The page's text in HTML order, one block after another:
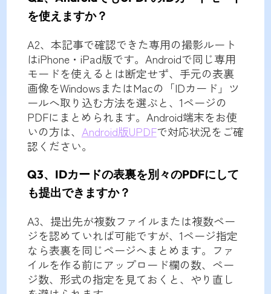
を使えますか？
A2、本記事で確認できた専用の撮影ルート
はiPhone・iPad版です。Androidで同じ専用
モードを使えるとは断定せず、手元の表裏
画像をWindowsまたはMacの「IDカード」ツ
ールへ取り込む方法を選ぶと、1ページの
PDFにまとめられます。Android端末をお使
いの方は、 Android版UPDFで対応状況をご確
認ください。
Q3、IDカードの表裏を別々のPDFにして
も提出できますか？
A3、提出先が複数ファイルまたは複数ペー
ジを認めていれば可能ですが、1ページ指定
なら表裏を同じページへまとめます。ファ
イルを作る前にアップロード欄の数、ペー
ジ数、形式の指定を見ておくと、やり直し